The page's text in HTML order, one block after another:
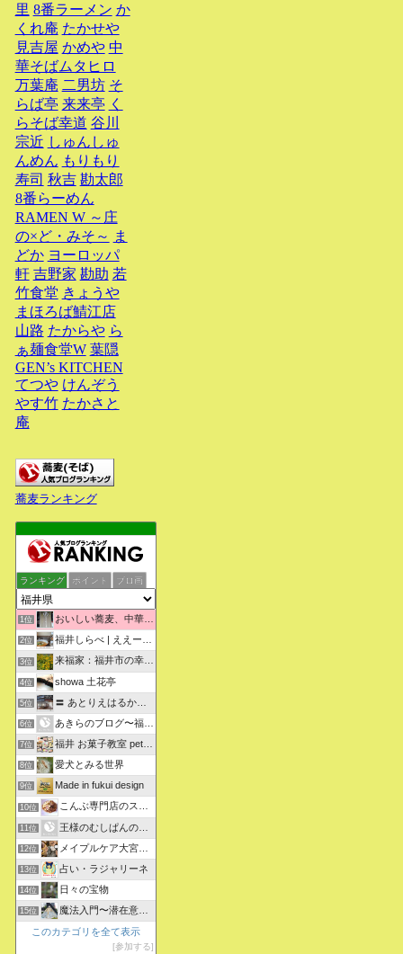
里 8番ラーメン か
くれ庵 たかせや
見吉屋 かめや 中
華そばムタヒロ
万葉庵 二男坊 そ
らば亭 来来亭 く
らそば幸道 谷川
宗近 しゅんしゅ
んめん もりもり
寿司 秋吉 勘太郎
8番らーめん
RAMEN W ～庄
の×ど・みそ～ ま
どか ヨーロッパ
軒 吉野家 勘助 若
竹食堂 きょうや
まほろば鯖江店
山路 たからや ら
ぁ麺食堂W 葉隠
GEN’s KITCHEN
てつや けんぞう
やす竹 たかさと
庵
蕎麦ランキング
ランキング ポイント ブロ画
1位 おいしい蕎麦、中華そばを求めて彷徨うブログ
2位 福井しらべ | ええーっ！？そうなんや！知らんかったわ。
3位 来福家：福井市の幸せリフォーム物語
4位 showa 土花亭
5位 〓 あとりえはるかの日々悠悠 〓
6位 あきらのブログ〜福井県より〜
7位 福井 お菓子教室 petit sugarland
8位 愛犬とみる世界
9位 Made in fukui design
10位 こんぶ専門店のスタッフ日記
11位 王様のむしぱんのブログ
12位 メイプルケア大宮デイサービス
13位 占い・ラジャリーネ
14位 日々の宝物
15位
魔法入門〜潜在意識〜真を見抜く秘法〜
このカテゴリを全て表示
参加する